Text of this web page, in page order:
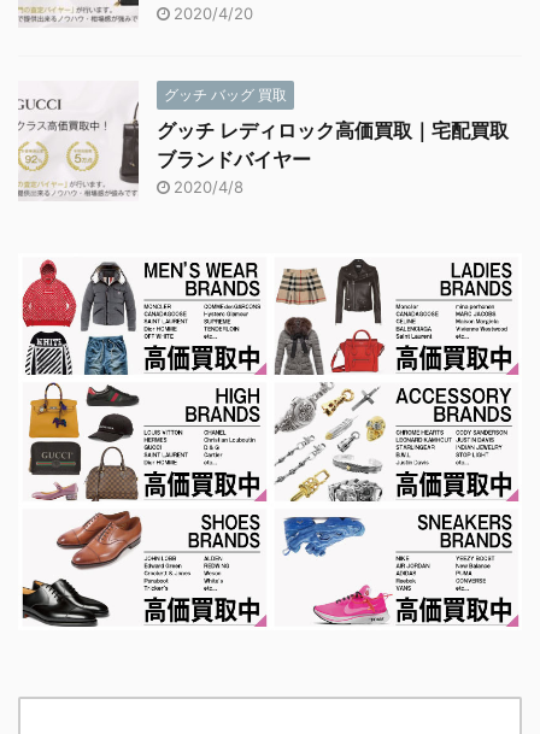
2020/4/20
グッチ バッグ 買取
グッチ レディロック高価買取｜宅配買取
ブランドバイヤー
2020/4/8